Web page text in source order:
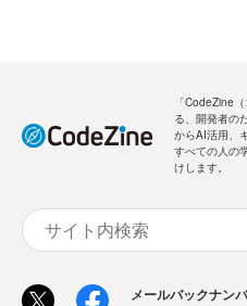
「CodeZine
る、開発者の
からAI活用、
すべての人の
けします。
メールバックナン